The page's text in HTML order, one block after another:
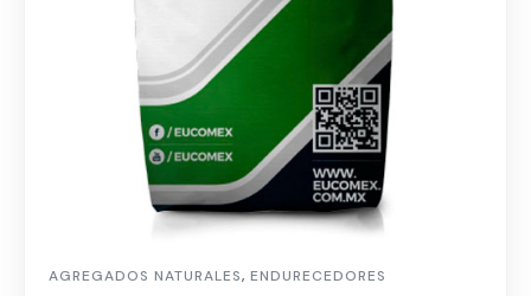
AGREGADOS NATURALES, ENDURECEDORES